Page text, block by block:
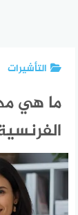
التأشيرات
ما هي